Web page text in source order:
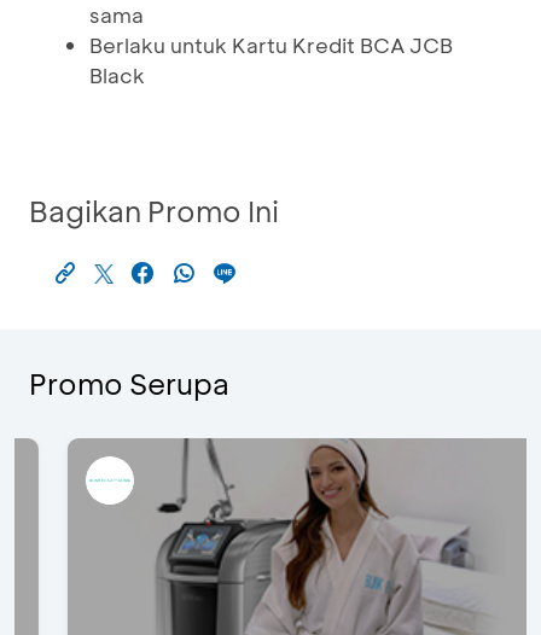
sama
Berlaku untuk Kartu Kredit BCA JCB
Black
Bagikan Promo Ini
Promo Serupa